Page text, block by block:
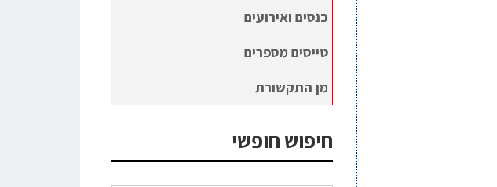
כנסים ואירועים
טייסים מספרים
מן התקשורת
חיפוש חופשי